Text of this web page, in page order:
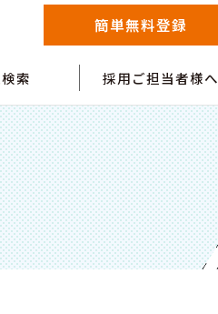
簡単無料登録
索 採用ご担当者様へ